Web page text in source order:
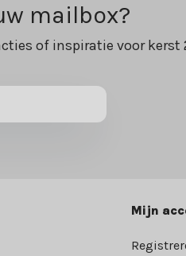
mailbox?
of inspiratie voor kerst
Mijn